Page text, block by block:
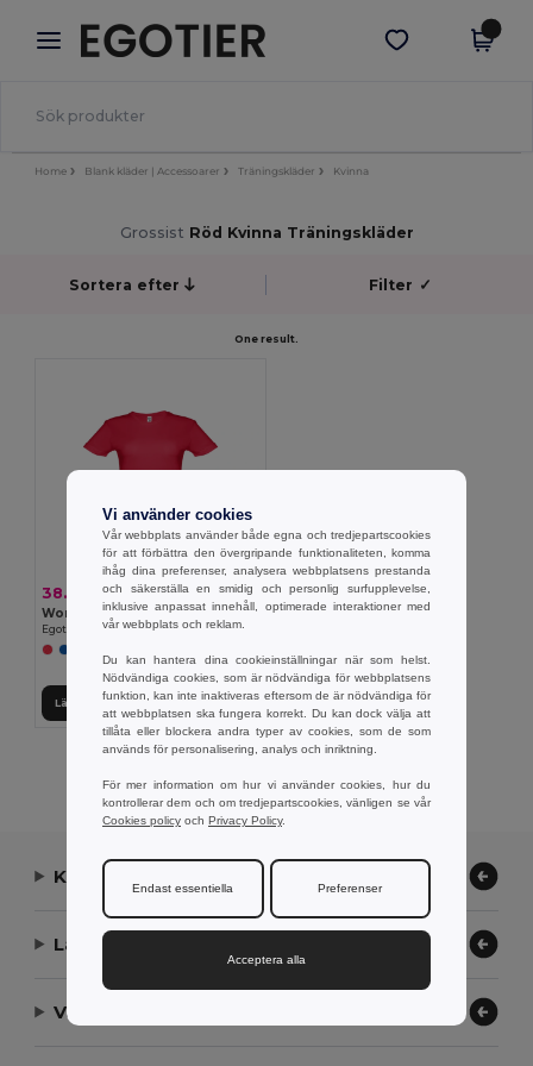
× Egotier-app
Bättre priser i appen!
Hämta app
Home Blank kläder | Accessoarer Träningskläder Kvinna
Grossist Röd Kvinna Träningskläder
Sortera efter Filter ✓
One result.
38.78 kr
Women's sports t-shirt
Egotier 30128
Lägg till i Varukorgen
Kontakta oss
Låt oss hjälpa
Vårt företag
Vi använder cookies
Vår webbplats använder både egna och tredjepartscookies
för att förbättra den övergripande funktionaliteten, komma
ihåg dina preferenser, analysera webbplatsens prestanda
och säkerställa en smidig och personlig surfupplevelse,
inklusive anpassat innehåll, optimerade interaktioner med
vår webbplats och reklam.
Du kan hantera dina cookieinställningar när som helst.
Nödvändiga cookies, som är nödvändiga för webbplatsens
funktion, kan inte inaktiveras eftersom de är nödvändiga för
att webbplatsen ska fungera korrekt. Du kan dock välja att
tillåta eller blockera andra typer av cookies, som de som
används för personalisering, analys och inriktning.
För mer information om hur vi använder cookies, hur du
kontrollerar dem och om tredjepartscookies, vänligen se vår
Cookies policy och Privacy Policy.
Endast essentiella Preferenser
Acceptera alla